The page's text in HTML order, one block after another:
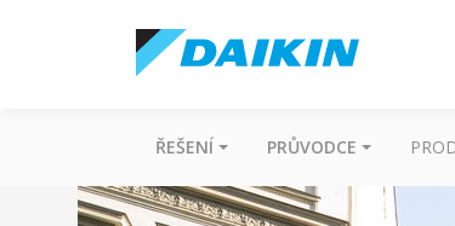
ŘEŠENÍ PRŮVODCE